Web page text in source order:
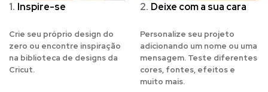
1. Inspire-se
Crie seu próprio design do
zero ou encontre inspiração
na biblioteca de designs da
Cricut.
2. Deixe com a sua cara
Personalize seu projeto
adicionando um nome ou uma
mensagem. Teste diferentes
cores, fontes, efeitos e
muito mais.